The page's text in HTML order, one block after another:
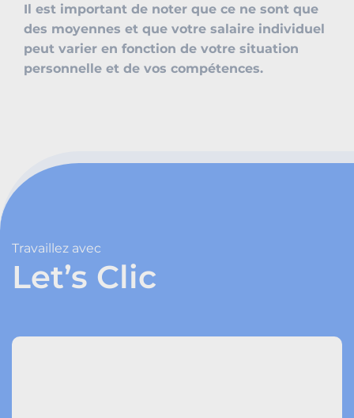
Il est important de noter que ce ne sont que
des moyennes et que votre salaire individuel
peut varier en fonction de votre situation
personnelle et de vos compétences.
Travaillez avec
Let’s Clic